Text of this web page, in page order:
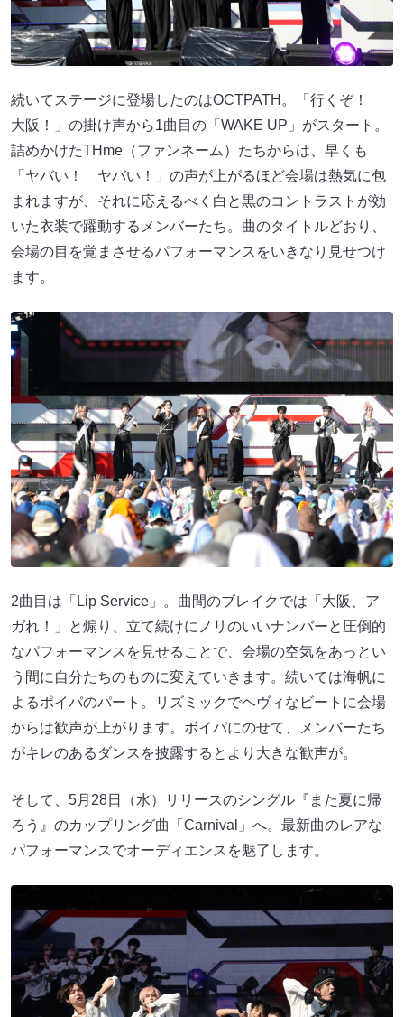
続いてステージに登場したのはOCTPATH。「行くぞ！
大阪！」の掛け声から1曲目の「WAKE UP」がスタート。
詰めかけたTHme（ファンネーム）たちからは、早くも
「ヤバい！ ヤバい！」の声が上がるほど会場は熱気に包
まれますが、それに応えるべく白と黒のコントラストが効
いた衣装で躍動するメンバーたち。曲のタイトルどおり、
会場の目を覚まさせるパフォーマンスをいきなり見せつけ
ます。
2曲目は「Lip Service」。曲間のブレイクでは「大阪、ア
ガれ！」と煽り、立て続けにノリのいいナンバーと圧倒的
なパフォーマンスを見せることで、会場の空気をあっとい
う間に自分たちのものに変えていきます。続いては海帆に
よるポイパのパート。リズミックでヘヴィなビートに会場
からは歓声が上がります。ボイパにのせて、メンバーたち
がキレのあるダンスを披露するとより大きな歓声が。
そして、5月28日（水）リリースのシングル『また夏に帰
ろう』のカップリング曲「Carnival」へ。最新曲のレアな
パフォーマンスでオーディエンスを魅了します。